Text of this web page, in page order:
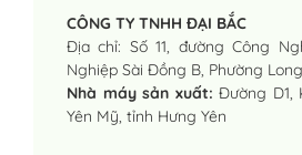
CÔNG TY TNHH ĐẠI BẮC
Địa chỉ: Số 11, đường Công
Nghiệp Sài Đồng B, Phường
Nhà máy sản xuất: Đường D1,
Yên Mỹ, tỉnh Hưng Yên